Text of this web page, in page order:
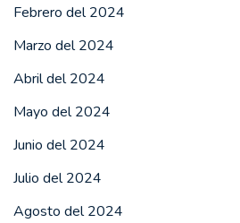
Febrero del 2024
Marzo del 2024
Abril del 2024
Mayo del 2024
Junio del 2024
Julio del 2024
Agosto del 2024